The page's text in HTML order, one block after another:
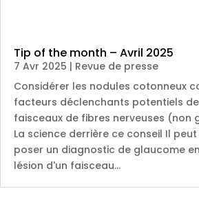
Tip of the month – Avril 2025
7 Avr 2025 | Revue de presse
Considérer les nodules cotonneux
facteurs déclenchants potentiels
faisceaux de fibres nerveuses (non
La science derrière ce conseil Il
poser un diagnostic de glaucome
lésion d'un faisceau...